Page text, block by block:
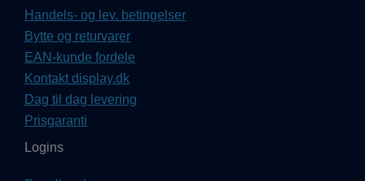
Handels- og lev. betingelser
Bytte og returvarer
EAN-kunde fordele
Kontakt display.dk
Dag til dag levering
Prisgaranti
Logins